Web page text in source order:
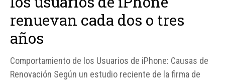
renuevan cada dos o tres
años
Comportamiento de los Usuarios de iPhone: Causas de
Renovación Según un estudio reciente de la firma de